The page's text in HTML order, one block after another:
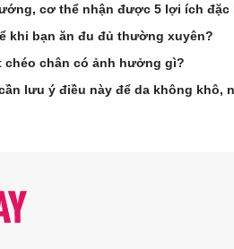
cơ thể nhận được 5 lợi ích đặc
khi bạn ăn đu đủ thường xuyên?
chân có ảnh hưởng gì?
lưu ý điều này để da không khô,